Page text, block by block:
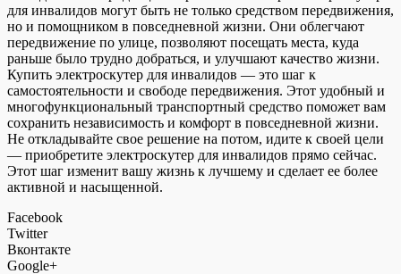
для инвалидов могут быть не только средством передвижения,
но и помощником в повседневной жизни. Они облегчают
передвижение по улице, позволяют посещать места, куда
раньше было трудно добраться, и улучшают качество жизни.
Купить электроскутер для инвалидов — это шаг к
самостоятельности и свободе передвижения. Этот удобный и
многофункциональный транспортный средство поможет вам
сохранить независимость и комфорт в повседневной жизни.
Не откладывайте свое решение на потом, идите к своей цели
— приобретите электроскутер для инвалидов прямо сейчас.
Этот шаг изменит вашу жизнь к лучшему и сделает ее более
активной и насыщенной.
Facebook
Twitter
Вконтакте
Google+